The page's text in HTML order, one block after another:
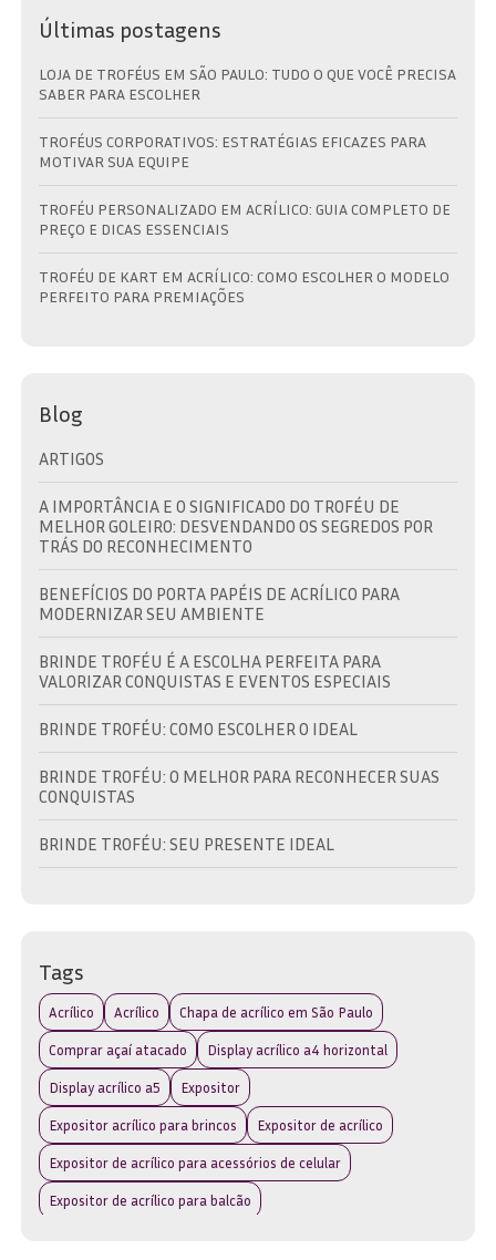
Últimas postagens
LOJA DE TROFÉUS EM SÃO PAULO: TUDO O QUE VOCÊ PRECISA
SABER PARA ESCOLHER
TROFÉUS CORPORATIVOS: ESTRATÉGIAS EFICAZES PARA
MOTIVAR SUA EQUIPE
TROFÉU PERSONALIZADO EM ACRÍLICO: GUIA COMPLETO DE
PREÇO E DICAS ESSENCIAIS
TROFÉU DE KART EM ACRÍLICO: COMO ESCOLHER O MODELO
PERFEITO PARA PREMIAÇÕES
Blog
ARTIGOS
A IMPORTÂNCIA E O SIGNIFICADO DO TROFÉU DE
MELHOR GOLEIRO: DESVENDANDO OS SEGREDOS POR
TRÁS DO RECONHECIMENTO
BENEFÍCIOS DO PORTA PAPÉIS DE ACRÍLICO PARA
MODERNIZAR SEU AMBIENTE
BRINDE TROFÉU É A ESCOLHA PERFEITA PARA
VALORIZAR CONQUISTAS E EVENTOS ESPECIAIS
BRINDE TROFÉU: COMO ESCOLHER O IDEAL
BRINDE TROFÉU: O MELHOR PARA RECONHECER SUAS
CONQUISTAS
BRINDE TROFÉU: SEU PRESENTE IDEAL
COMO CONQUISTAR O TROFÉU MELHOR GOLEIRO EM
COMPETIÇÕES
COMO ESCOLHER A MELHOR PORTA REVISTA DE
ACRÍLICO PARA SUA CASA
COMO ESCOLHER A PLACA DE TROFÉU IDEAL PARA SEUS
EVENTOS
COMO ESCOLHER A PLACA DE TROFÉU IDEAL PARA SUAS
Tags
Acrílico Acrílico Chapa de acrílico em São Paulo
Comprar açaí atacado Display acrílico a4 horizontal
Display acrílico a5 Expositor
Expositor acrílico para brincos Expositor de acrílico
Expositor de acrílico para acessórios de celular
Expositor de acrílico para balcão